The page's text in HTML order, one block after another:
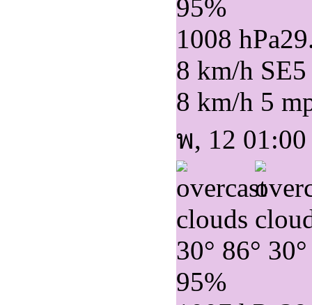
95%
1008 hPa
8 km/h SE
8 km/h 5
พ, 12 01:00
30° 86° 30°
95%